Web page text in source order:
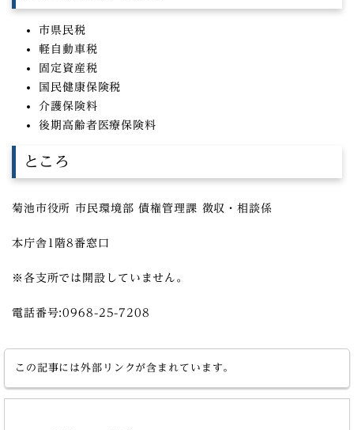
市県民税
軽自動車税
固定資産税
国民健康保険税
介護保険料
後期高齢者医療保険料
ところ
菊池市役所 市民環境部 債権管理課 徴収・相談係
本庁舎1階8番窓口
※各支所では開設していません。
電話番号:0968-25-7208
この記事には外部リンクが含まれています。